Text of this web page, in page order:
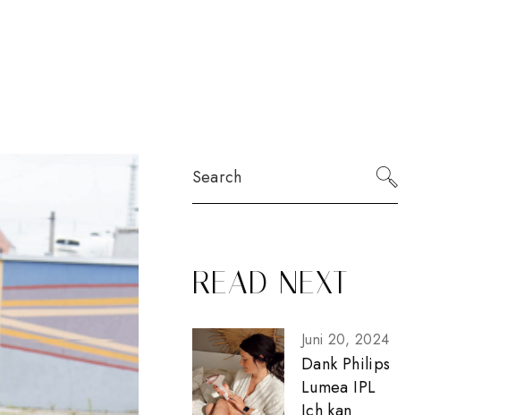
READ NEXT
Juni 20, 2024
Dank Philips
Lumea IPL